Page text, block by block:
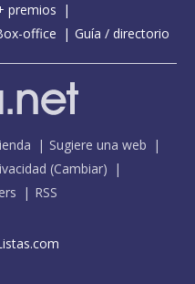
premios
office Guía / directorio
Sugiere una web
(Cambiar)
RSS